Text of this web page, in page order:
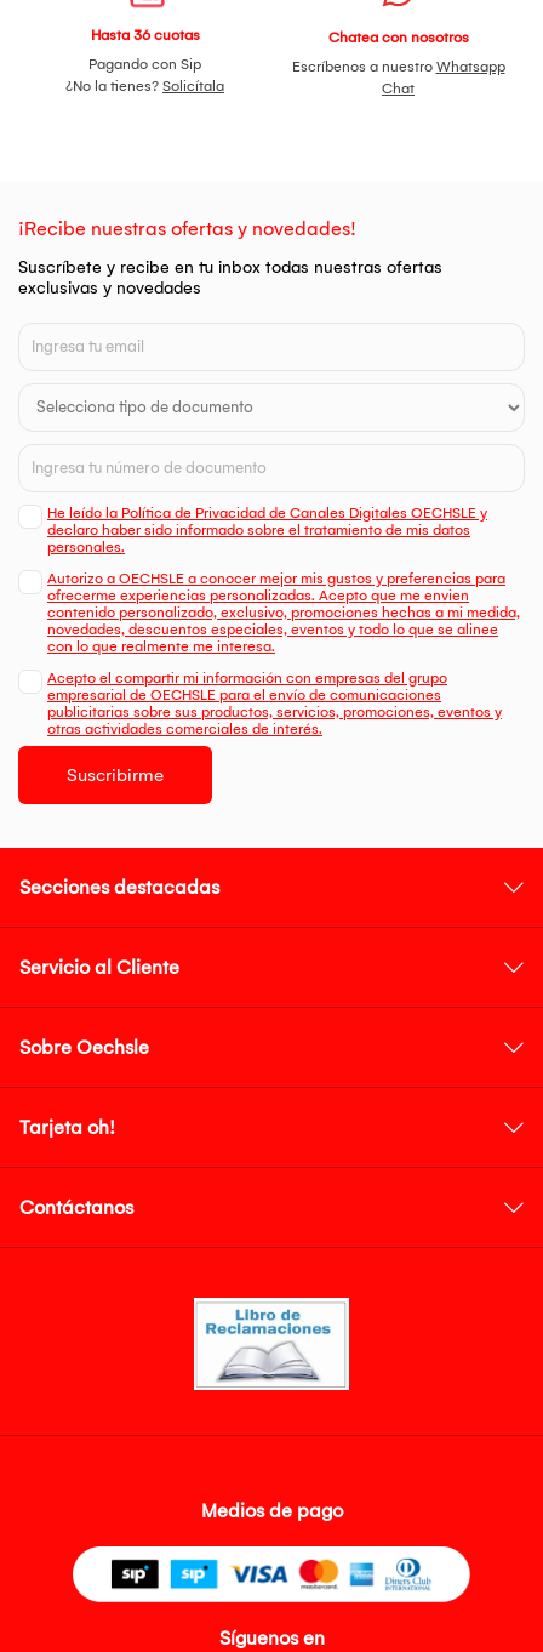
Hasta 36 cuotas
Pagando con Sip
¿No la tienes? Solicítala
Chatea con nosotros
Escríbenos a nuestro Whatsapp
Chat
¡Recibe nuestras ofertas y novedades!
Suscríbete y recibe en tu inbox todas nuestras ofertas
exclusivas y novedades
He leído la Política de Privacidad de Canales Digitales OECHSLE y
declaro haber sido informado sobre el tratamiento de mis datos
personales.
Autorizo a OECHSLE a conocer mejor mis gustos y preferencias para
ofrecerme experiencias personalizadas. Acepto que me envien
contenido personalizado, exclusivo, promociones hechas a mi medida,
novedades, descuentos especiales, eventos y todo lo que se alinee
con lo que realmente me interesa.
Acepto el compartir mi información con empresas del grupo
empresarial de OECHSLE para el envío de comunicaciones
publicitarias sobre sus productos, servicios, promociones, eventos y
otras actividades comerciales de interés.
Suscribirme
Secciones destacadas
Servicio al Cliente
Sobre Oechsle
Tarjeta oh!
Contáctanos
Medios de pago
Síguenos en